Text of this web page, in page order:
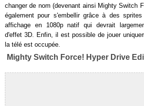
changer de nom (devenant ainsi Mighty Switch
également pour s'embellir grâce à des
affichage en 1080p natif qui devrait
d'effet 3D. Enfin, il est possible de jouer
la télé est occupée.
Mighty Switch Force! Hyper Drive